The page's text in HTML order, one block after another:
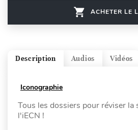
ACHETER LE
Vidéos
Audios
Description
Iconographie
Tous les dossiers pour réviser la
l'iECN !